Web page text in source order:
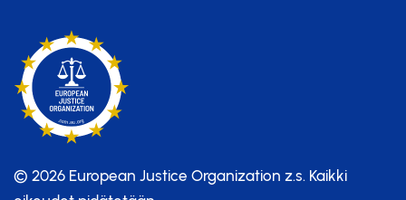
© 2026 European Justice Organization z.s. Kaikki